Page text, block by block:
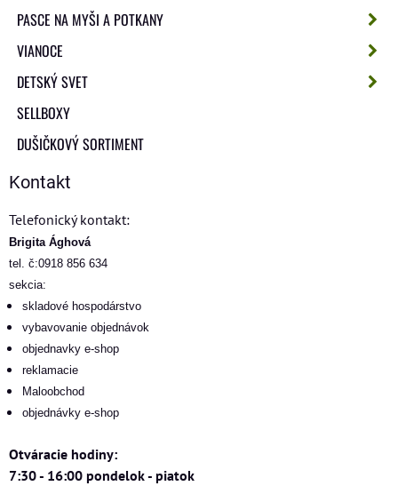
PASCE NA MYŠI A POTKANY
VIANOCE
DETSKÝ SVET
SELLBOXY
DUŠIČKOVÝ SORTIMENT
Kontakt
Telefonický kontakt:
Brigita Ághová
tel. č:0918 856 634
sekcia:
skladové hospodárstvo
vybavovanie objednávok
objednavky e-shop
reklamacie
Maloobchod
objednávky e-shop
Otváracie hodiny:
7:30 - 16:00 pondelok - piatok